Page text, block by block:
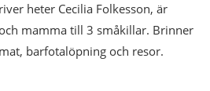
heter Cecilia Folkesson, är
mamma till 3 småkillar. Brinner
barfotalöpning och resor.